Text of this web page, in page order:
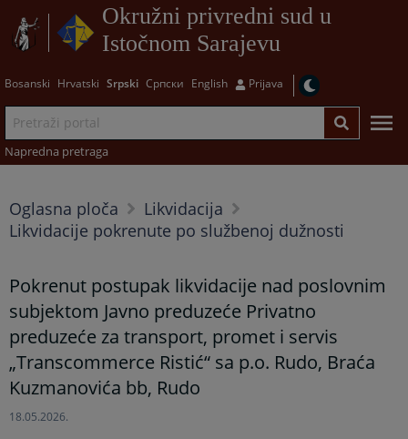
Okružni privredni sud u
Istočnom Sarajevu
Bosanski Hrvatski Srpski Српски English Prijava
Napredna pretraga
Oglasna ploča
Likvidacija
Likvidacije pokrenute po službenoj dužnosti
Pokrenut postupak likvidacije nad poslovnim
subjektom Javno preduzeće Privatno
preduzeće za transport, promet i servis
„Transcommerce Ristić“ sa p.o. Rudo, Braća
Kuzmanovića bb, Rudo
18.05.2026.